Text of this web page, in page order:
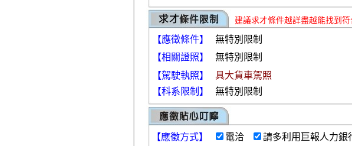
建議求才條件越詳盡越能找到
【應徵條件】
無特別限制
【相關證照】
無特別限制
【駕駛執照】
具大貨車駕照
【科系限制】
無特別限制
【應徵方式】 電洽 請多利用巨報人力銀